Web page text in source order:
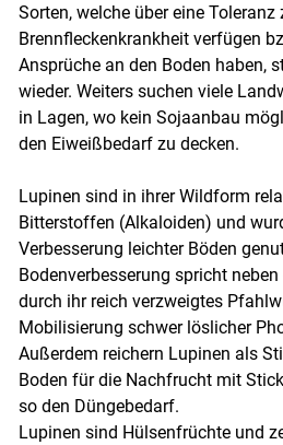
Sorten, welche über eine Toleranz
Brennfleckenkrankheit verfügen
Ansprüche an den Boden haben,
wieder. Weiters suchen viele
in Lagen, wo kein Sojaanbau
den Eiweißbedarf zu decken.
Lupinen sind in ihrer Wildform
Bitterstoffen (Alkaloiden) und
Verbesserung leichter Böden
Bodenverbesserung spricht
durch ihr reich verzweigtes
Mobilisierung schwer löslicher
Außerdem reichern Lupinen als
Boden für die Nachfrucht mit
so den Düngebedarf.
Lupinen sind Hülsenfrüchte und